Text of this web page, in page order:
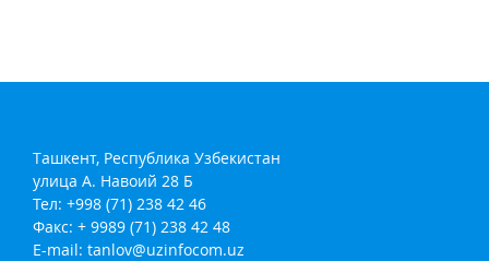
Ташкент, Республика Узбекистан
улица А. Навоий 28 Б
Тел: +998 (71) 238 42 46
Факс: + 9989 (71) 238 42 48
E-mail: tanlov@uzinfocom.uz